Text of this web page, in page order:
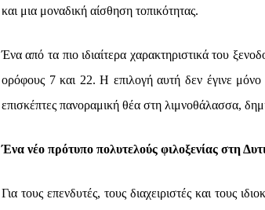
και μια μοναδική αίσθηση τοπικότητας.
Ένα από τα πιο ιδιαίτερα χαρακτηριστικά του
ορόφους 7 και 22. Η επιλογή αυτή δεν έγινε μόνο
επισκέπτες πανοραμική θέα στη λιμνοθάλασσα,
Ένα νέο πρότυπο πολυτελούς φιλοξενίας στη
Για τους επενδυτές, τους διαχειριστές και τους